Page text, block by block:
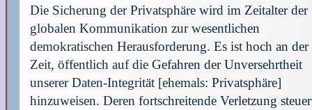
Die Sicherung der Privatsphäre wird im Zeitalter der
globalen Kommunikation zur wesentlichen
demokratischen Herausforderung. Es ist hoch an der
Zeit, öffentlich auf die Gefahren der Unversehrtheit
unserer Daten-Integrität [ehemals: Privatsphäre]
hinzuweisen. Deren fortschreitende Verletzung